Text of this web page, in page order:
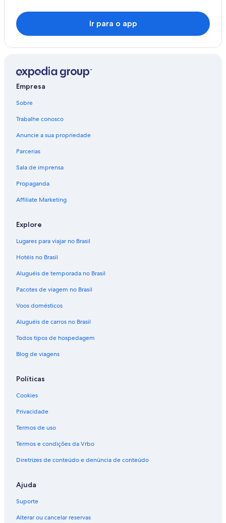
Ir para o app
Empresa
Sobre
Trabalhe conosco
Anuncie a sua propriedade
Parcerias
Sala de imprensa
Propaganda
Affiliate Marketing
Explore
Lugares para viajar no Brasil
Hotéis no Brasil
Aluguéis de temporada no Brasil
Pacotes de viagem no Brasil
Voos domésticos
Aluguéis de carros no Brasil
Todos tipos de hospedagem
Blog de viagens
Políticas
Cookies
Privacidade
Termos de uso
Termos e condições da Vrbo
Diretrizes de conteúdo e denúncia de conteúdo
Ajuda
Suporte
Alterar ou cancelar reservas